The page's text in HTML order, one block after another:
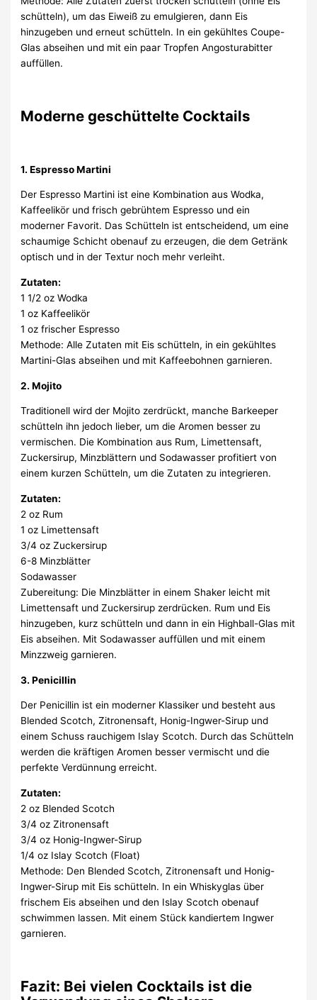
schütteln), um das Eiweiß zu emulgieren, dann Eis
hinzugeben und erneut schütteln. In ein gekühltes Coupe-
Glas abseihen und mit ein paar Tropfen Angosturabitter
auffüllen.
Moderne geschüttelte Cocktails
1. Espresso Martini
Der Espresso Martini ist eine Kombination aus Wodka,
Kaffeelikör und frisch gebrühtem Espresso und ein
moderner Favorit. Das Schütteln ist entscheidend, um eine
schaumige Schicht obenauf zu erzeugen, die dem Getränk
optisch und in der Textur noch mehr verleiht.
Zutaten:
1 1/2 oz Wodka
1 oz Kaffeelikör
1 oz frischer Espresso
Methode: Alle Zutaten mit Eis schütteln, in ein gekühltes
Martini-Glas abseihen und mit Kaffeebohnen garnieren.
2. Mojito
Traditionell wird der Mojito zerdrückt, manche Barkeeper
schütteln ihn jedoch lieber, um die Aromen besser zu
vermischen. Die Kombination aus Rum, Limettensaft,
Zuckersirup, Minzblättern und Sodawasser profitiert von
einem kurzen Schütteln, um die Zutaten zu integrieren.
Zutaten:
2 oz Rum
1 oz Limettensaft
3/4 oz Zuckersirup
6-8 Minzblätter
Sodawasser
Zubereitung: Die Minzblätter in einem Shaker leicht mit
Limettensaft und Zuckersirup zerdrücken. Rum und Eis
hinzugeben, kurz schütteln und dann in ein Highball-Glas mit
Eis abseihen. Mit Sodawasser auffüllen und mit einem
Minzzweig garnieren.
3. Penicillin
Der Penicillin ist ein moderner Klassiker und besteht aus
Blended Scotch, Zitronensaft, Honig-Ingwer-Sirup und
einem Schuss rauchigem Islay Scotch. Durch das Schütteln
werden die kräftigen Aromen besser vermischt und die
perfekte Verdünnung erreicht.
Zutaten:
2 oz Blended Scotch
3/4 oz Zitronensaft
3/4 oz Honig-Ingwer-Sirup
1/4 oz Islay Scotch (Float)
Methode: Den Blended Scotch, Zitronensaft und Honig-
Ingwer-Sirup mit Eis schütteln. In ein Whiskyglas über
frischem Eis abseihen und den Islay Scotch obenauf
schwimmen lassen. Mit einem Stück kandiertem Ingwer
garnieren.
Fazit: Bei vielen Cocktails ist die